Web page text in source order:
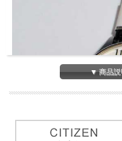
▼ 商品説